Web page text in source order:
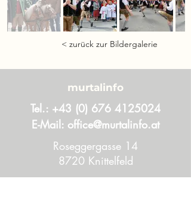
< zurück zur Bildergalerie
murtalinfo
Tel.: +43 (0) 676 4125024
E-Mail: office@murtalinfo.at
Roseggergasse 14
8720 Knittelfeld